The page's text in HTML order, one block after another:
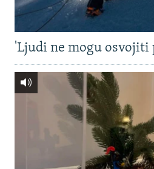
'Ljudi ne mogu osvojiti